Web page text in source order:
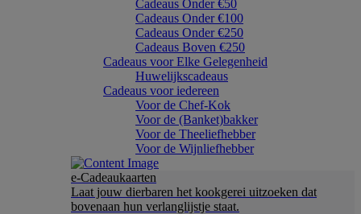
Cadeaus Onder €50
Cadeaus Onder €100
Cadeaus Onder €250
Cadeaus Boven €250
Cadeaus voor Elke Gelegenheid
Huwelijkscadeaus
Cadeaus voor iedereen
Voor de Chef-Kok
Voor de (Banket)bakker
Voor de Theeliefhebber
Voor de Wijnliefhebber
e-Cadeaukaarten
Laat jouw dierbaren het kookgerei uitzoeken dat
bovenaan hun verlanglijstje staat.